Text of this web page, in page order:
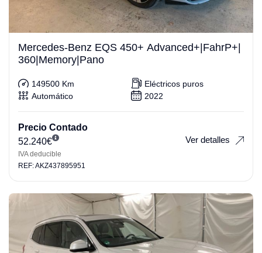
Mercedes-Benz EQS 450+ Advanced+|FahrP+|
360|Memory|Pano
149500 Km
Eléctricos puros
Automático
2022
Precio Contado
52.240€
IVA deducible
Ver detalles
REF: AKZ437895951